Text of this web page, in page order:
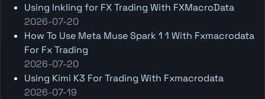
Using Inkling for FX Trading With FXMacroData
2026-07-20
How To Use Meta Muse Spark 1 1 With Fxmacrodata
For Fx Trading
2026-07-20
Using Kimi K3 For Trading With Fxmacrodata
2026-07-19